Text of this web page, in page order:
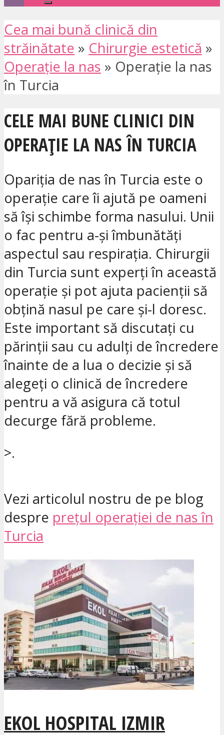
Cea mai bună clinică din
străinătate » Chirurgie estetică »
Operație la nas » Operație la nas
în Turcia
CELE MAI BUNE CLINICI DIN
OPERAȚIE LA NAS ÎN TURCIA
Opariția de nas în Turcia este o
operație care îi ajută pe oameni
să își schimbe forma nasului. Unii
o fac pentru a-și îmbunătăți
aspectul sau respirația. Chirurgii
din Turcia sunt experți în această
operație și pot ajuta pacienții să
obțină nasul pe care și-l doresc.
Este important să discutați cu
părinții sau cu adulți de încredere
înainte de a lua o decizie și să
alegeți o clinică de încredere
pentru a vă asigura că totul
decurge fără probleme.
>.
Vezi articolul nostru de pe blog
despre prețul operației de nas în
Turcia
EKOL HOSPITAL IZMIR